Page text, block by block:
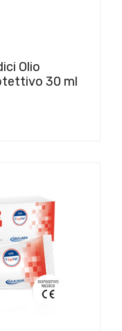
Olio
30 ml